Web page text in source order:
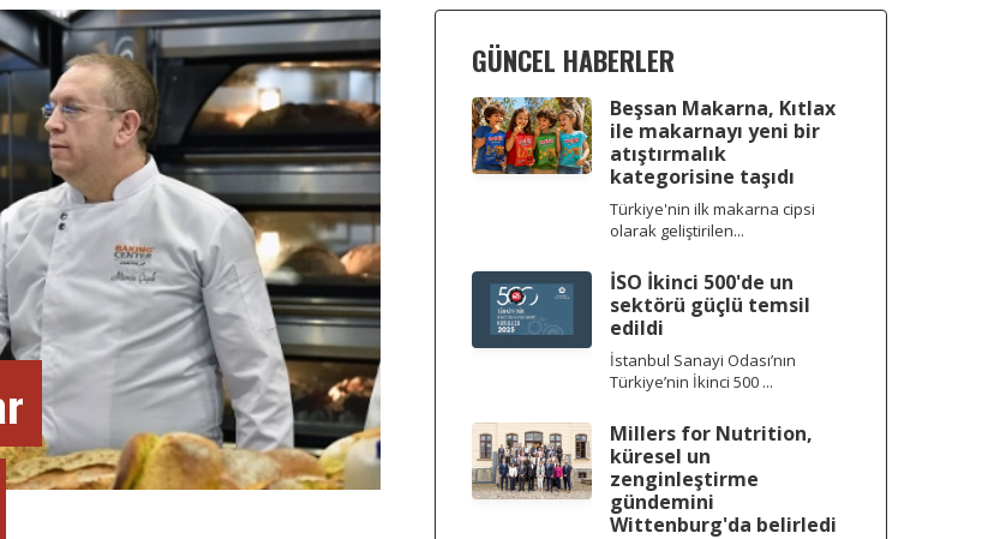
GÜNCEL HABERLER
Beşsan Makarna, Kıtlax
ile makarnayı yeni bir
atıştırmalık
kategorisine taşıdı
Türkiye'nin ilk makarna cipsi
olarak geliştirilen...
İSO İkinci 500'de un
sektörü güçlü temsil
edildi
İstanbul Sanayi Odası’nın
Türkiye’nin İkinci 500 ...
Millers for Nutrition,
küresel un
zenginleştirme
gündemini
Wittenburg'da belirledi